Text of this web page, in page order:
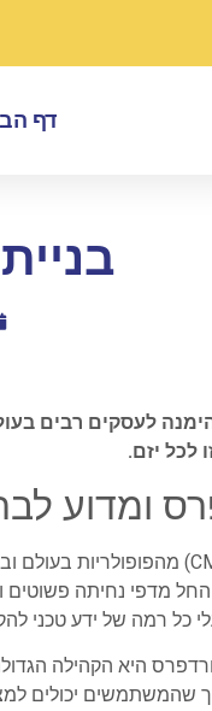
דף
לעסקים רבים
לכל יזם.
ומדוע
מדפי נחיתה פשוטים
רמה של ידע טכני
היא הקהילה
שהמשתמשים יכולים